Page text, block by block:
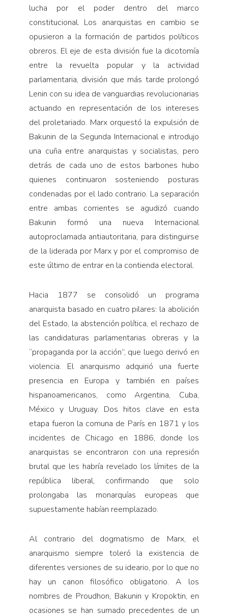
lucha por el poder dentro del marco
constitucional. Los anarquistas en cambio se
opusieron a la formación de partidos políticos
obreros. El eje de esta división fue la dicotomía
entre la revuelta popular y la actividad
parlamentaria, división que más tarde prolongó
Lenin con su idea de vanguardias revolucionarias
actuando en representación de los intereses
del proletariado. Marx orquestó la expulsión de
Bakunin de la Segunda Internacional e introdujo
una cuña entre anarquistas y socialistas, pero
detrás de cada uno de estos barbones hubo
quienes continuaron sosteniendo posturas
condenadas por el lado contrario. La separación
entre ambas corrientes se agudizó cuando
Bakunin formó una nueva Internacional
autoproclamada antiautoritaria, para distinguirse
de la liderada por Marx y por el compromiso de
este último de entrar en la contienda electoral.
Hacia 1877 se consolidó un programa
anarquista basado en cuatro pilares: la abolición
del Estado, la abstención política, el rechazo de
las candidaturas parlamentarias obreras y la
“propaganda por la acción”, que luego derivó en
violencia. El anarquismo adquirió una fuerte
presencia en Europa y también en países
hispanoamericanos, como Argentina, Cuba,
México y Uruguay. Dos hitos clave en esta
etapa fueron la comuna de París en 1871 y los
incidentes de Chicago en 1886, donde los
anarquistas se encontraron con una represión
brutal que les habría revelado los límites de la
república liberal, confirmando que solo
prolongaba las monarquías europeas que
supuestamente habían reemplazado.
Al contrario del dogmatismo de Marx, el
anarquismo siempre toleró la existencia de
diferentes versiones de su ideario, por lo que no
hay un canon filosófico obligatorio. A los
nombres de Proudhon, Bakunin y Kropoktin, en
ocasiones se han sumado precedentes de un